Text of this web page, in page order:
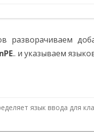
разворачиваем
.. и указываем
язык ввода для